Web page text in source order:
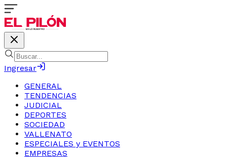
Ingresar
GENERAL
TENDENCIAS
JUDICIAL
DEPORTES
SOCIEDAD
VALLENATO
ESPECIALES y EVENTOS
EMPRESAS